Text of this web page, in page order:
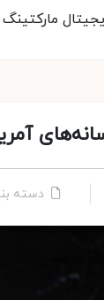
مارکتینگ
دسته